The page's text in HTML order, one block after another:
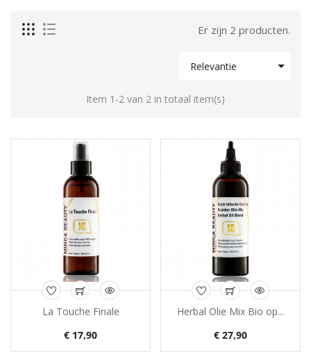
Er zijn 2 producten.
Relevantie 
Item 1-2 van 2 in totaal item(s)
La Touche Finale
€ 17,90
Herbal Olie Mix Bio op...
€ 27,90